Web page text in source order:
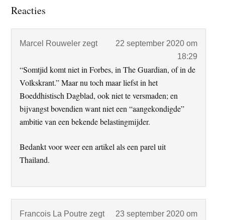
Lees
Reacties
Marcel Rouweler zegt
22 september 2020 om
18:29
“Somtjid komt niet in Forbes, in The Guardian, of in de
Volkskrant.” Maar nu toch maar liefst in het
Boeddhistisch Dagblad, ook niet te versmaden; en
bijvangst bovendien want niet een “aangekondigde”
ambitie van een bekende belastingmijder.
Bedankt voor weer een artikel als een parel uit
Thailand.
Francois La Poutre zegt
23 september 2020 om